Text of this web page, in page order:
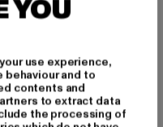
YOU
use experience,
behaviour and to
contents and
to extract data
the processing of